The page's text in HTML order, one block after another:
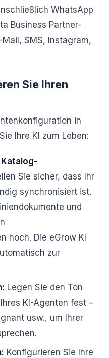
WhatsApp
Business Partner-
SMS, Instagram,
Sie Ihren
in
Ihre KI zum Leben:
Sie sicher, dass Ihr
synchronisiert ist.
und
hoch. Die eGrow KI
zur
Legen Sie den Ton
KI-Agenten fest –
usw., um Ihrer
Konfigurieren Sie Ihre